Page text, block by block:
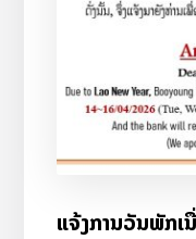
ແຈ້ງການວັນພັກເ